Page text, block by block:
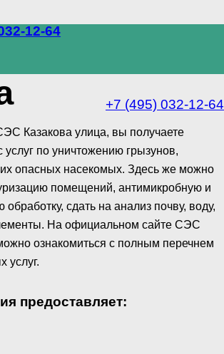
12-64
+7 (495) 032-12-64
Казакова улица, вы получаете
по уничтожению грызунов,
опасных насекомых. Здесь же можно
помещений, антимикробную и
обработку, сдать на анализ почву, воду,
На официальном сайте СЭС
ознакомиться с полным перечнем
услуг.
предоставляет: